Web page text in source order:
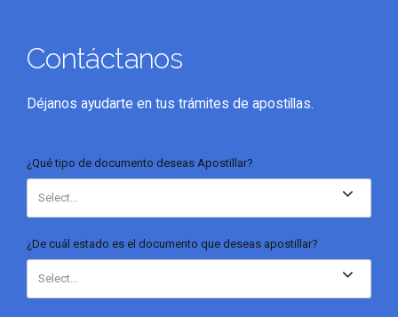
Contáctanos
Déjanos ayudarte en tus trámites de apostillas.
¿Qué tipo de documento deseas Apostillar?
Select...
¿De cuál estado es el documento que deseas apostillar?
Select...